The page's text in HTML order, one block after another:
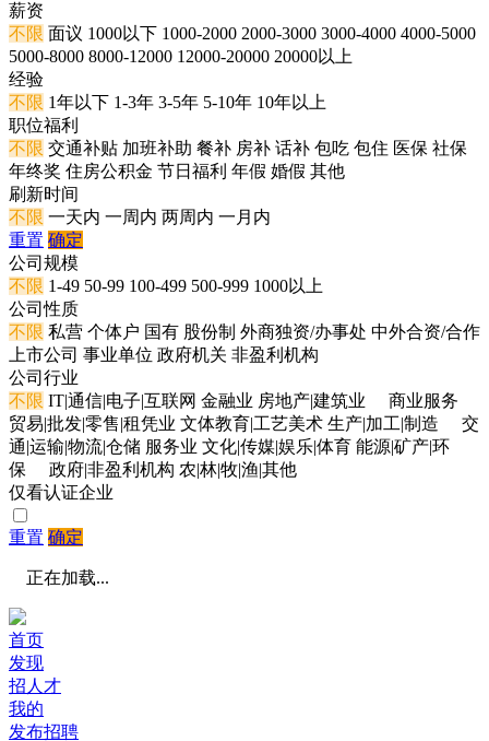
薪资
不限 面议 1000以下 1000-2000 2000-3000 3000-4000 4000-5000
5000-8000 8000-12000 12000-20000 20000以上
经验
不限 1年以下 1-3年 3-5年 5-10年 10年以上
职位福利
不限 交通补贴 加班补助 餐补 房补 话补 包吃 包住 医保 社保
年终奖 住房公积金 节日福利 年假 婚假 其他
刷新时间
不限 一天内 一周内 两周内 一月内
重置 确定
公司规模
不限 1-49 50-99 100-499 500-999 1000以上
公司性质
不限 私营 个体户 国有 股份制 外商独资/办事处 中外合资/合作
上市公司 事业单位 政府机关 非盈利机构
公司行业
不限 IT|通信|电子|互联网 金融业 房地产|建筑业
商业服务
贸易|批发|零售|租凭业 文体教育|工艺美术 生产|加工|制造
交
通|运输|物流|仓储 服务业 文化|传媒|娱乐|体育 能源|矿产|环
保
政府|非盈利机构 农|林|牧|渔|其他
仅看认证企业
重置 确定
正在加载...
首页
发现
招人才
我的
发布招聘